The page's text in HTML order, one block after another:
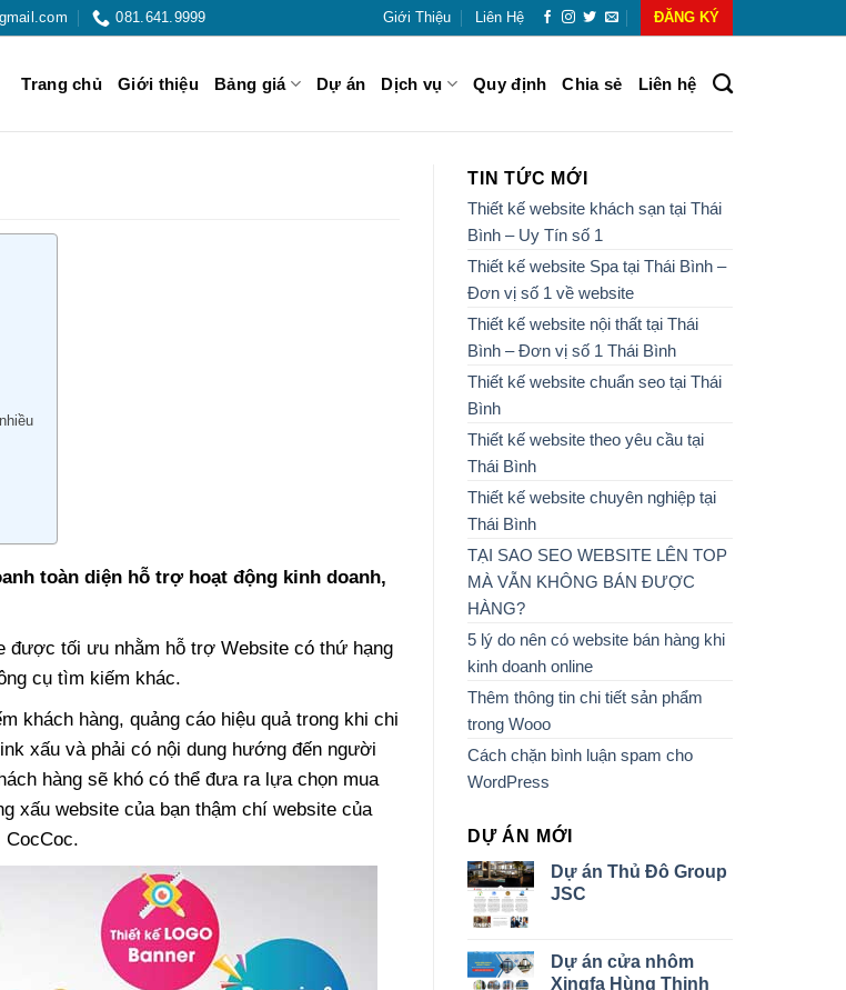
081.641.9999 Giới Thiệu Liên Hệ ĐĂNG KÝ
Trang chủ Giới thiệu Bảng giá Dự án Dịch vụ Quy định Chia sẻ Liên hệ
toàn diện hỗ trợ hoạt động kinh doanh,
được tối ưu nhằm hỗ trợ Website có thứ hạng
cụ tìm kiếm khác.
khách hàng, quảng cáo hiệu quả trong khi chi
xấu và phải có nội dung hướng đến người
hàng sẽ khó có thể đưa ra lựa chọn mua
xấu website của bạn thậm chí website của
CocCoc.
TIN TỨC MỚI
Thiết kế website khách sạn tại Thái
Bình – Uy Tín số 1
Thiết kế website Spa tại Thái Bình –
Đơn vị số 1 về website
Thiết kế website nội thất tại Thái
Bình – Đơn vị số 1 Thái Bình
Thiết kế website chuẩn seo tại Thái
Bình
Thiết kế website theo yêu cầu tại
Thái Bình
Thiết kế website chuyên nghiệp tại
Thái Bình
TẠI SAO SEO WEBSITE LÊN TOP
MÀ VẪN KHÔNG BÁN ĐƯỢC
HÀNG?
5 lý do nên có website bán hàng khi
kinh doanh online
Thêm thông tin chi tiết sản phẩm
trong Wooo
Cách chặn bình luận spam cho
WordPress
DỰ ÁN MỚI
Dự án Thủ Đô Group
JSC
Dự án cửa nhôm
Xingfa Hùng Thịnh